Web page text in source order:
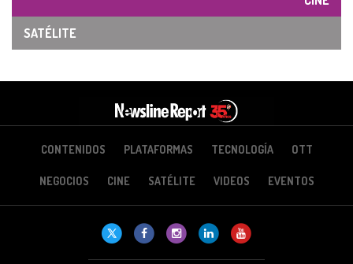
SATÉLITE
CONTENIDOS PLATAFORMAS TECNOLOGÍA OTT
NEGOCIOS CINE SATÉLITE VIDEOS EVENTOS